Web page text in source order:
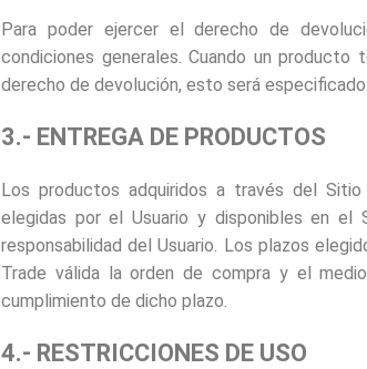
Para poder ejercer el derecho de
condiciones generales. Cuando un
derecho de devolución, esto será
3.- ENTREGA DE PRODUCTOS
Los productos adquiridos a través del
elegidas por el Usuario y disponibles en
responsabilidad del Usuario. Los plazos
Trade válida la orden de compra y el
cumplimiento de dicho plazo.
4.- RESTRICCIONES DE USO